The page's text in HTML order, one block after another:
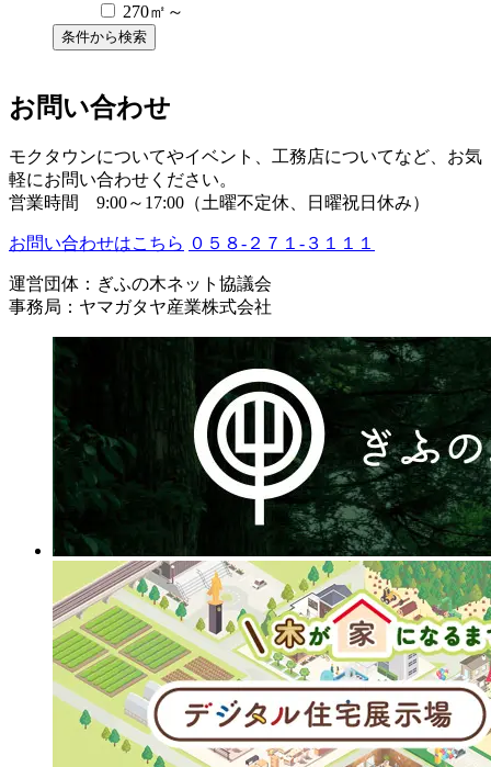
270㎡～
お問い合わせ
モクタウンについてやイベント、工務店についてなど、お気
軽にお問い合わせください。
営業時間 9:00～17:00（土曜不定休、日曜祝日休み）
お問い合わせはこちら ０５８-２７１-３１１１
運営団体：ぎふの木ネット協議会
事務局：ヤマガタヤ産業株式会社